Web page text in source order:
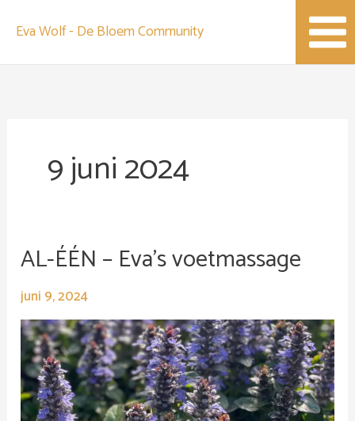
naarEva Wolf - De Bloem Community
9 juni 2024
AL-ÉÉN – Eva’s voetmassage
juni 9, 2024
AL-
–
Eva’s
voetmassage